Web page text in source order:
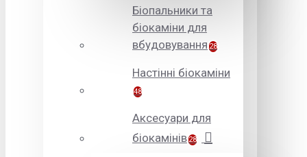
Біопальники та
біокаміни для
вбудовування 28
Настінні біокаміни
48
Аксесуари для
біокамінів28